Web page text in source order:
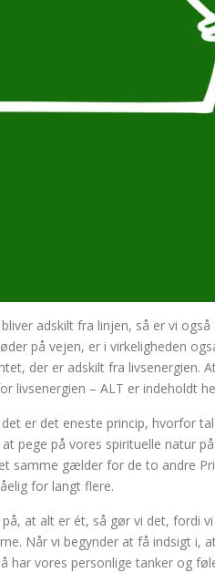
adskilt fra linjen, så er vi
på vejen, er i virkeligheden
der er adskilt fra
livsenergien – ALT er indeholdt
er det eneste princip, hvorfor
pege på vores spirituelle natur
samme gælder for de to andre
for langt flere.
på, at alt er ét, så gør vi det, fordi
Når vi begynder at få indsigt i,
har vores personlige tanker og